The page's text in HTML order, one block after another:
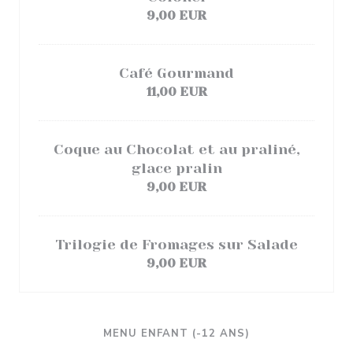
9,00 EUR
Café Gourmand
11,00 EUR
Coque au Chocolat et au praliné,
glace pralin
9,00 EUR
Trilogie de Fromages sur Salade
9,00 EUR
MENU ENFANT (-12 ANS)